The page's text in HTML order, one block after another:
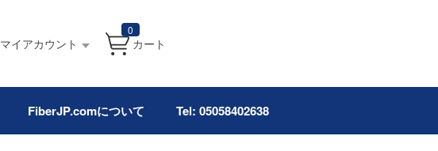
マイアカウント
0
カート
FiberJP.comについて Tel: 05058402638